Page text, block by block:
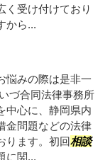
く受け付けており
から...
悩みの際は是非一
づ合同法律事務所
中心に、静岡県内
金問題などの法律
ります。初回相談
に関...